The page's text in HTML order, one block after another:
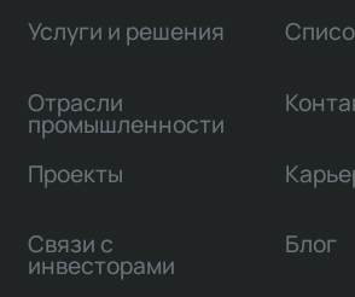
Услуги и решения
Отрасли
промышленности
Проекты
Связи с
инвесторами
Блог